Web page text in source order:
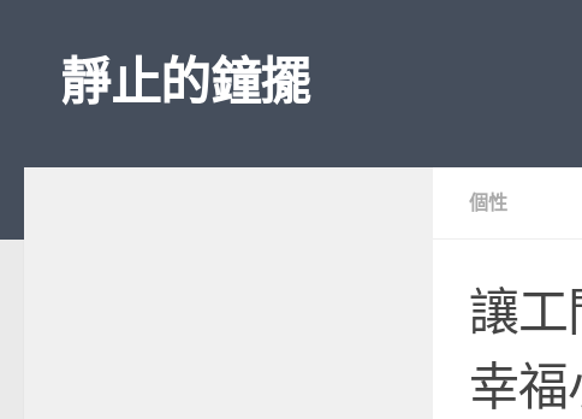
靜止的鐘擺
個性
讓工
幸福